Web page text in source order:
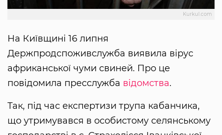
Kurkul.com
На Київщині 16 липня
Держпродспоживслужба виявила вірус
африканської чуми свиней. Про це
повідомила пресслужба відомства.
Так, під час експертизи трупа кабанчика,
що утримувався в особистому селянському